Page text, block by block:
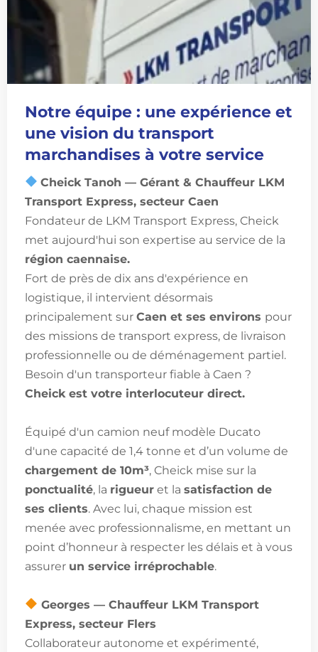
Notre équipe : une expérience et
une vision du transport
marchandises à votre service
Cheick Tanoh — Gérant & Chauffeur LKM
Transport Express, secteur Caen
Fondateur de LKM Transport Express, Cheick
met aujourd'hui son expertise au service de la
région caennaise.
Fort de près de dix ans d'expérience en
logistique, il intervient désormais
principalement sur Caen et ses environs pour
des missions de transport express, de livraison
professionnelle ou de déménagement partiel.
Besoin d'un transporteur fiable à Caen ?
Cheick est votre interlocuteur direct.
Équipé d'un camion neuf modèle Ducato
d'une capacité de 1,4 tonne et d’un volume de
chargement de 10m³, Cheick mise sur la
ponctualité, la rigueur et la satisfaction de
ses clients. Avec lui, chaque mission est
menée avec professionnalisme, en mettant un
point d’honneur à respecter les délais et à vous
assurer un service irréprochable.
Georges — Chauffeur LKM Transport
Express, secteur Flers
Collaborateur autonome et expérimenté,